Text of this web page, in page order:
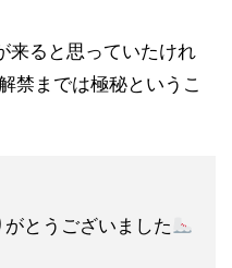
来ると思っていたけれ
禁までは極秘というこ
とうございました